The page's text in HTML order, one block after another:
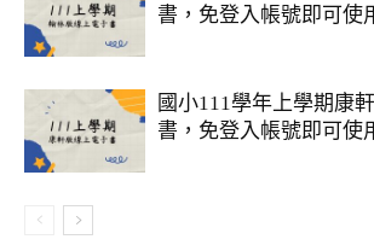
書，免登入帳號即可使
國小111學年上學期康
書，免登入帳號即可使